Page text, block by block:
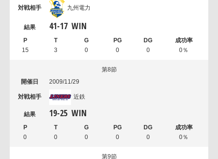
九州電力
41-17 WIN
15 3 0 0 0 0％
第8節
2009/11/29
近鉄
19-25 WIN
0 0 0 0 0 0％
第9節